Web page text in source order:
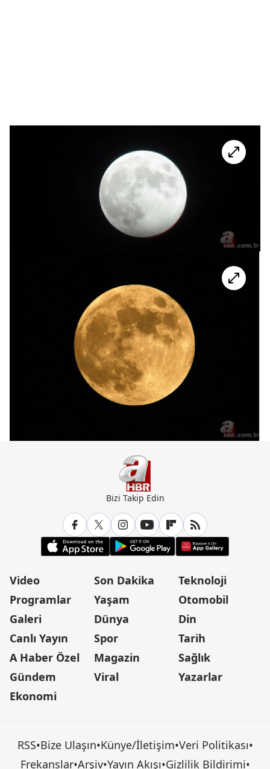
Bizi Takip Edin
Video
Programlar
Galeri
Canlı Yayın
A Haber Özel
Gündem
Ekonomi
Son Dakika
Yaşam
Dünya
Spor
Magazin
Viral
Teknoloji
Otomobil
Din
Tarih
Sağlık
Yazarlar
RSS•Bize Ulaşın•Künye/İletişim•Veri Politikası•
Frekanslar•Arşiv•Yayın Akışı•Gizlilik Bildirimi•